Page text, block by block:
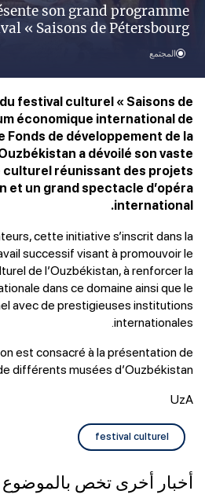
son grand programme
« Saisons de Pétersbourg »
المجتمع
festival culturel « Saisons de
économique international de
Fonds de développement de la
a dévoilé son vaste
culturel réunissant des projets
et un grand spectacle d’opéra
international.
cette initiative s’inscrit dans la
successif visant à promouvoir le
de l’Ouzbékistan, à renforcer la
dans ce domaine ainsi que le
avec de prestigieuses institutions
internationales.
est consacré à la présentation de
différents musées d’Ouzbékistan.
UzA
festival culturel
أخبار أخرى تخص بالموضوع